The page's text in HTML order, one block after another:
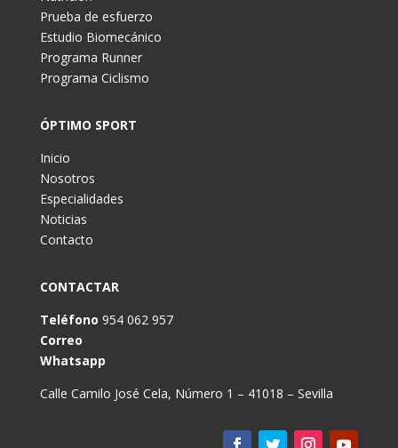
Prueba de esfuerzo
Estudio Biomecánico
Programa Runner
Programa Ciclismo
ÓPTIMO SPORT
Inicio
Nosotros
Especialidades
Noticias
Contacto
CONTACTAR
Teléfono 954 062 957
Correo
Whatsapp
Calle Camilo José Cela, Número 1 – 41018 – Sevilla